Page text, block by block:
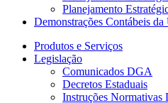
Planejamento
Demonstrações Contábeis
Produtos e Serviços
Legislação
Comunicados DGA
Decretos Estaduais
Instruções Normativas